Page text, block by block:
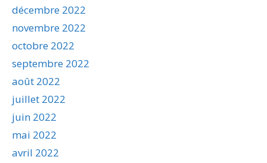
décembre 2022
novembre 2022
octobre 2022
septembre 2022
août 2022
juillet 2022
juin 2022
mai 2022
avril 2022